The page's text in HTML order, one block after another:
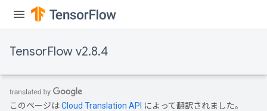
TensorFlow v2.8.4
このページはCloud Translation API によって翻訳されました。